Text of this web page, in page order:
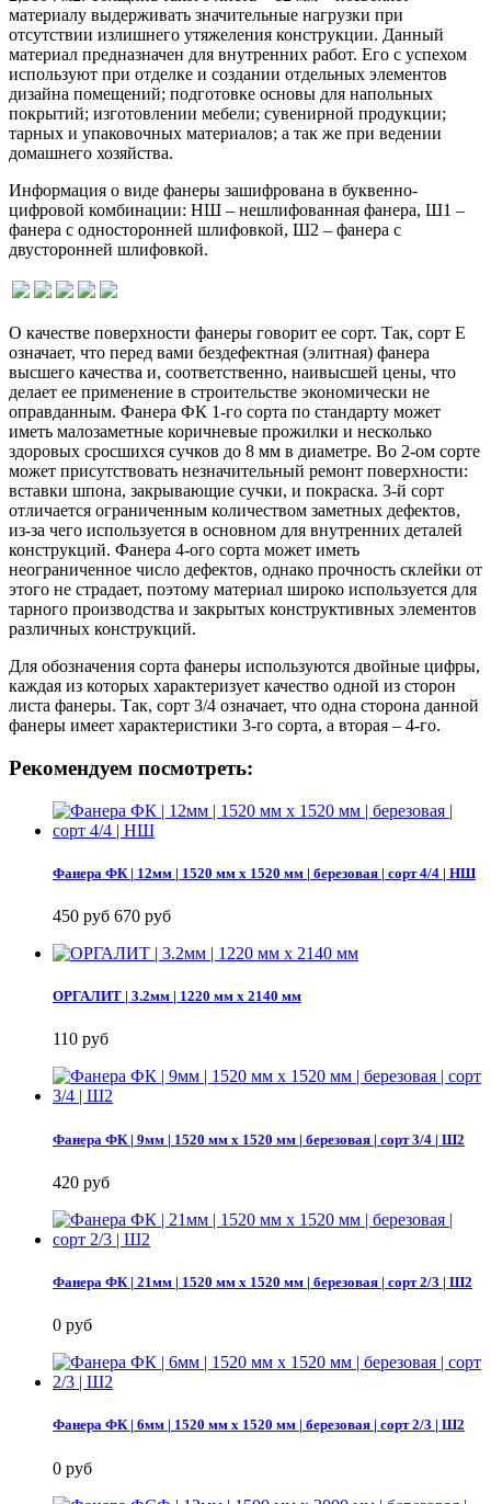
материалу выдерживать значительные нагрузки при
отсутствии излишнего утяжеления конструкции. Данный
материал предназначен для внутренних работ. Его с успехом
используют при отделке и создании отдельных элементов
дизайна помещений; подготовке основы для напольных
покрытий; изготовлении мебели; сувенирной продукции;
тарных и упаковочных материалов; а так же при ведении
домашнего хозяйства.
Информация о виде фанеры зашифрована в буквенно-
цифровой комбинации: НШ – нешлифованная фанера, Ш1 –
фанера с односторонней шлифовкой, Ш2 – фанера с
двусторонней шлифовкой.
О качестве поверхности фанеры говорит ее сорт. Так, сорт Е
означает, что перед вами бездефектная (элитная) фанера
высшего качества и, соответственно, наивысшей цены, что
делает ее применение в строительстве экономически не
оправданным. Фанера ФК 1-го сорта по стандарту может
иметь малозаметные коричневые прожилки и несколько
здоровых сросшихся сучков до 8 мм в диаметре. Во 2-ом сорте
может присутствовать незначительный ремонт поверхности:
вставки шпона, закрывающие сучки, и покраска. 3-й сорт
отличается ограниченным количеством заметных дефектов,
из-за чего используется в основном для внутренних деталей
конструкций. Фанера 4-ого сорта может иметь
неограниченное число дефектов, однако прочность склейки от
этого не страдает, поэтому материал широко используется для
тарного производства и закрытых конструктивных элементов
различных конструкций.
Для обозначения сорта фанеры используются двойные цифры,
каждая из которых характеризует качество одной из сторон
листа фанеры. Так, сорт 3/4 означает, что одна сторона данной
фанеры имеет характеристики 3-го сорта, а вторая – 4-го.
Рекомендуем посмотреть:
Фанера ФК | 12мм | 1520 мм х 1520 мм | березовая | сорт 4/4 | НШ
450 руб 670 руб
ОРГАЛИТ | 3.2мм | 1220 мм х 2140 мм
110 руб
Фанера ФК | 9мм | 1520 мм х 1520 мм | березовая | сорт 3/4 | Ш2
420 руб
Фанера ФК | 21мм | 1520 мм х 1520 мм | березовая | сорт 2/3 | Ш2
0 руб
Фанера ФК | 6мм | 1520 мм х 1520 мм | березовая | сорт 2/3 | Ш2
0 руб